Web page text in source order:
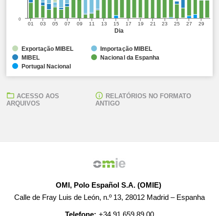
Dia
01 03 05 07 09 11 13 15 17 19 21 23 25 27 29
0
Exportação MIBEL
Importação MIBEL
MIBEL
Nacional da Espanha
Portugal Nacional
ACESSO AOS
ARQUIVOS
RELATÓRIOS NO FORMATO
ANTIGO
OMI, Polo Español S.A. (OMIE)
Calle de Fray Luis de León, n.º 13, 28012 Madrid – Espanha
Telefone: +34 91 659 89 00